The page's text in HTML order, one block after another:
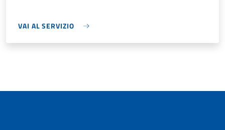
VAI AL SERVIZIO